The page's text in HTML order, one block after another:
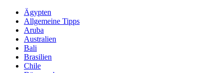
Ägypten
Allgemeine Tipps
Aruba
Australien
Bali
Brasilien
Chile